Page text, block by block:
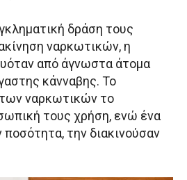
δράση τους
ναρκωτικών, η
από άγνωστα άτομα
κάνναβης. Το
ναρκωτικών το
τους χρήση, ενώ ένα
την διακινούσαν